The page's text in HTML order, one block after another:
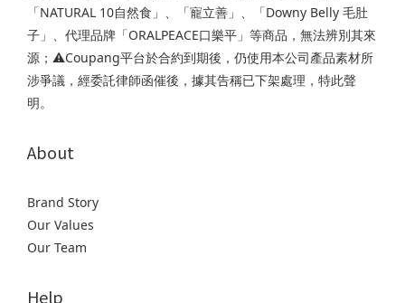
「NATURAL 10自然食」、「寵立善」、「Downy Belly 毛肚
子」、代理品牌「ORALPEACE口樂平」等商品，無法辨別其來
源；⚠️Coupang平台於合約到期後，仍使用本公司產品素材所
涉爭議，經委託律師函催後，據其告稱已下架處理，特此聲
明。
About
Brand Story
Our Values
Our Team
Help